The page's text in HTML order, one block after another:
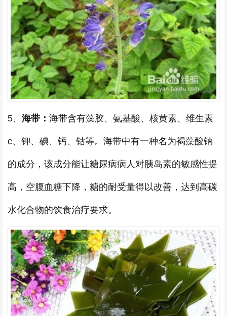
5、 海带： 海带含有藻胶、氨基酸、核黄素、维生素
c、钾、碘、钙、钴等。海带中有一种名为褐藻酸钠
的成分，该成分能让糖尿病病人对胰岛素的敏感性提
高，空腹血糖下降，糖的耐受量得以改善，达到高碳
水化合物的饮食治疗要求。